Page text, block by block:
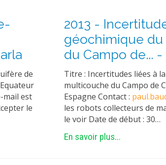
de
mail est
le
2013 -
géochimique
du Campo de...
Titre : Incertitudes liées à
multicouche du Campo de
Espagne Contact :
les robots collecteurs de
le voir Date de début : 30…
En savoir plus...